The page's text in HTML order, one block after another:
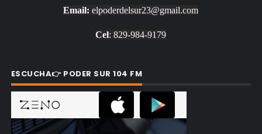
Email: elpoderdelsur23@gmail.com
Cel: 829-984-9179
ESCUCHA👉 PODER SUR 104 FM